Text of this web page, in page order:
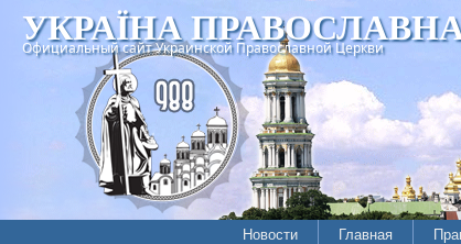
УКРАЇНА
Официальный сайт Украинской Православной Церкви
Новости Главная